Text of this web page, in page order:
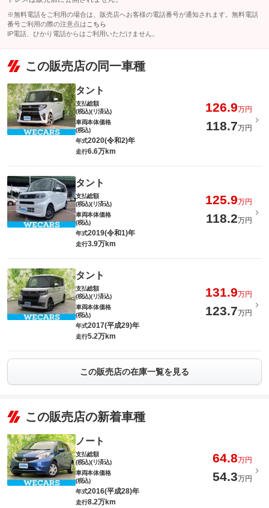
※無料電話をご利用の場合は、販売店へお客様の電話番号が通知されます。無料電話
番号ご利用の際の注意点は こちら
IP電話、ひかり電話からはご利用いただけません。
この販売店の同一車種
タント
支払総額
(税込)(リ済込)
126.9万円
車両本体価格
(税込)
118.7万円
年式2020(令和2)年
走行6.6万km
タント
支払総額
(税込)(リ済込)
125.9万円
車両本体価格
(税込)
118.2万円
年式2019(令和1)年
走行3.9万km
タント
支払総額
(税込)(リ済込)
131.9万円
車両本体価格
(税込)
123.7万円
年式2017(平成29)年
走行5.2万km
この販売店の在庫一覧を見る
この販売店の新着車種
ノート
支払総額
(税込)(リ済込)
64.8万円
車両本体価格
(税込)
54.3万円
年式2016(平成28)年
走行8.2万km